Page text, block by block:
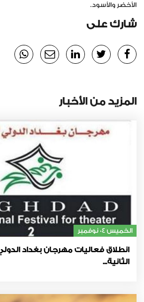
الأخضر والأسود.
شارك على
المزيد من الأخبار
الخميس 04 نوفمبر
انطلاق فعاليات مهرجان بغداد
الثانية...